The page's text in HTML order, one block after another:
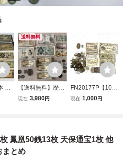
紙
紙
送料無料
【送料無料】歴史
的紙幣・古銭まと
札 他
現在 3,980円
FN20177P【1000
円スタート!!】日
量 約 618g
現在 1,000円
鳳凰50銭13枚 天保通宝1枚 他
まとめ